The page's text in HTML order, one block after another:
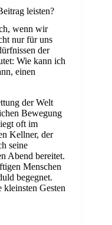
leisten?
wenn wir
nur für uns
der
Wie kann ich
einen
der Welt
Bewegung
oft im
Kellner, der
seine
Abend bereitet.
Menschen
begegnet.
Gesten